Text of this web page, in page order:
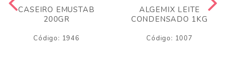
CASEIRO EMUSTAB
200GR
Código: 1946
ALGEMIX LEITE
CONDENSADO 1KG
Código: 1007